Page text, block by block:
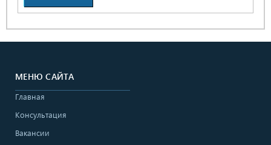
МЕНЮ САЙТА
Главная
Консультация
Вакансии